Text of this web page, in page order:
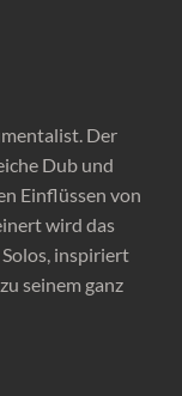
Der
Dub und
Einflüssen von
wird das
inspiriert
seinem ganz